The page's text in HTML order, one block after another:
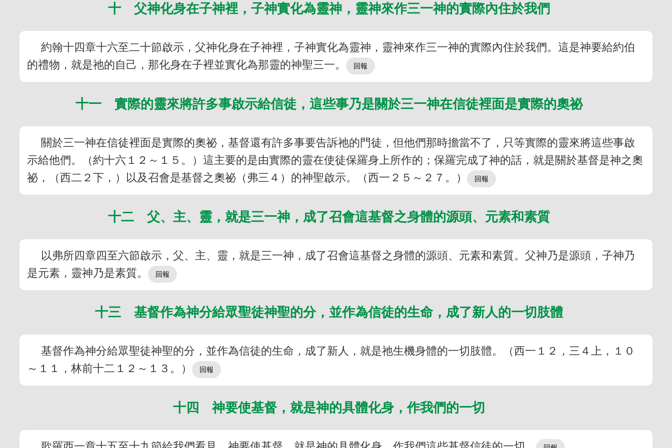
十 父神化身在子神裡，子神實化為靈神，靈神來作三一神的實際內住於我們
約翰十四章十六至二十節啟示，父神化身在子神裡，子神實化為靈神，靈神來作三一神的實際內住於我們。這是神要給約伯
的禮物，就是祂的自己，那化身在子裡並實化為那靈的神聖三一。
十一 實際的靈來將許多事啟示給信徒，這些事乃是關於三一神在信徒裡面是實際的奧祕
關於三一神在信徒裡面是實際的奧祕，基督還有許多事要告訴祂的門徒，但他們那時擔當不了，只等實際的靈來將這些事啟
示給他們。（約十六１２～１５。）這主要的是由實際的靈在使徒保羅身上所作的；保羅完成了神的話，就是關於基督是神之奧
祕，（西二２下，）以及召會是基督之奧祕（弗三４）的神聖啟示。（西一２５～２７。）
十二 父、主、靈，就是三一神，成了召會這基督之身體的源頭、元素和素質
以弗所四章四至六節啟示，父、主、靈，就是三一神，成了召會這基督之身體的源頭、元素和素質。父神乃是源頭，子神乃
是元素，靈神乃是素質。
十三 基督作為神分給眾聖徒神聖的分，並作為信徒的生命，成了新人的一切肢體
基督作為神分給眾聖徒神聖的分，並作為信徒的生命，成了新人，就是祂生機身體的一切肢體。（西一１２，三４上，１０
～１１，林前十二１２～１３。）
十四 神要使基督，就是神的具體化身，作我們的一切